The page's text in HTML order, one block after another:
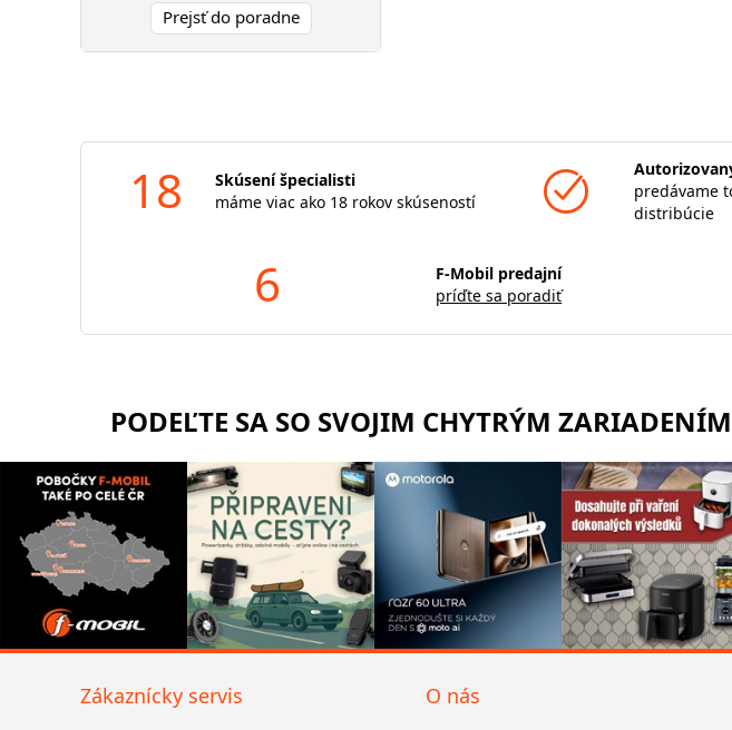
Prejsť do poradne
18
Skúsení špecialisti
máme viac ako 18 rokov skúseností
predávame
distribúcie
6
F-Mobil predajní
príďte sa poradiť
PODEĽTE SA SO SVOJIM CHYTRÝM
Zákaznícky servis O nás